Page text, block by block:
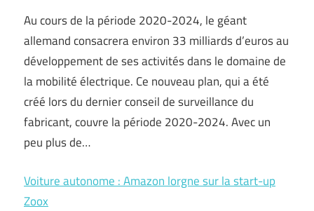
Au cours de la période 2020-2024, le géant
allemand consacrera environ 33 milliards d’euros au
développement de ses activités dans le domaine de
la mobilité électrique. Ce nouveau plan, qui a été
créé lors du dernier conseil de surveillance du
fabricant, couvre la période 2020-2024. Avec un
peu plus de…
Voiture autonome : Amazon lorgne sur la start-up
Zoox